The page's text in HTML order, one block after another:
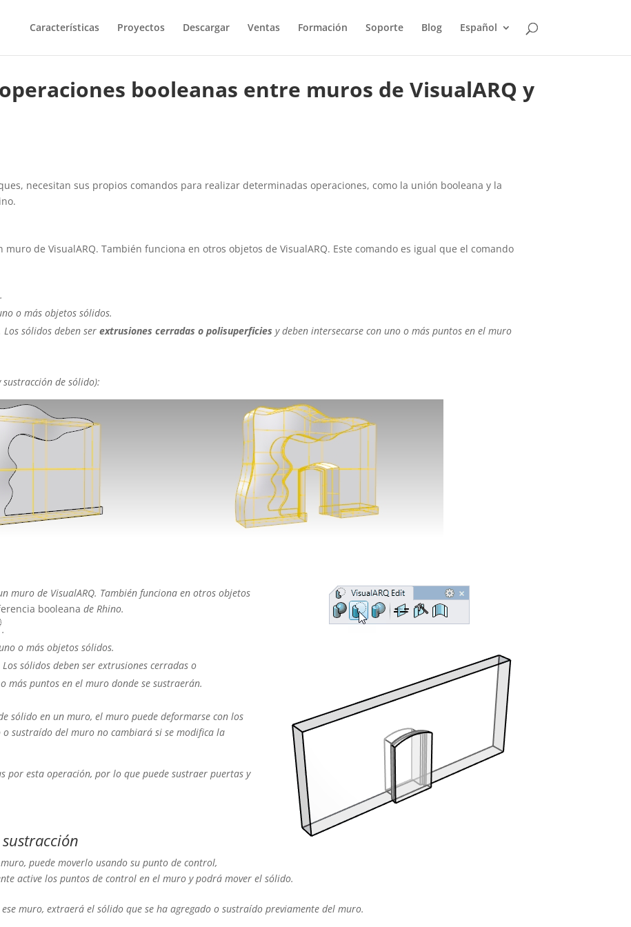
Características Proyectos Descargar Ventas Formación Soporte Blog Español
booleanas entre muros de VisualARQ y
necesitan sus propios comandos para realizar determinadas operaciones, como la unión booleana y la
de VisualARQ. También funciona en otros objetos de VisualARQ. Este comando es igual que el comando
.
o más objetos sólidos.
sólidos deben serextrusiones cerradas o polisuperficies ydeben intersecarse con uno o más puntos en el muro
de sólido):
muro de VisualARQ. También funciona en otros objetos
booleana de Rhino.
.
o más objetos sólidos.
sólidos deben serextrusiones cerradas o
más puntos en el muro donde se sustraerán.
sólido en un muro, el muro puede deformarse con los
sustraído del muro no cambiará si se modifica la
por esta operación, por lo que puede sustraer puertas y
puede moverlo usando su punto de control,
active los puntos de control en el muro y podrá mover el sólido.
ese muro, extraerá el sólido que se ha agregado o sustraído previamente del muro.